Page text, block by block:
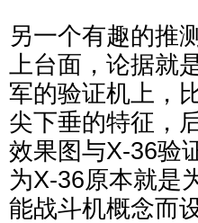
另一个有趣的推
上台面，论据就
军的验证机上，
尖下垂的特征，
效果图与X-36验
为X-36原本就是
能战斗机概念而